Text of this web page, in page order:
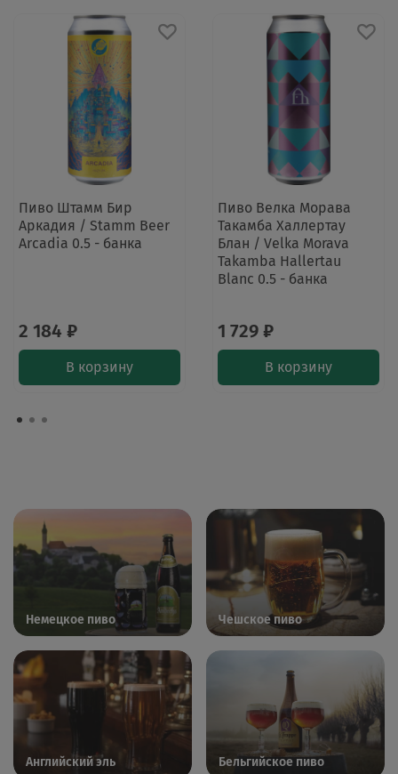
Пиво Штамм Бир
Аркадия / Stamm Beer
Arcadia 0.5 - банка
2 184 ₽
В корзину
Пиво Велка Морава
Такамба Халлертау
Блан / Velka Morava
Takamba Hallertau
Blanc 0.5 - банка
1 729 ₽
В корзину
Немецкое пиво Чешское пиво
Английский эль Бельгийское пиво